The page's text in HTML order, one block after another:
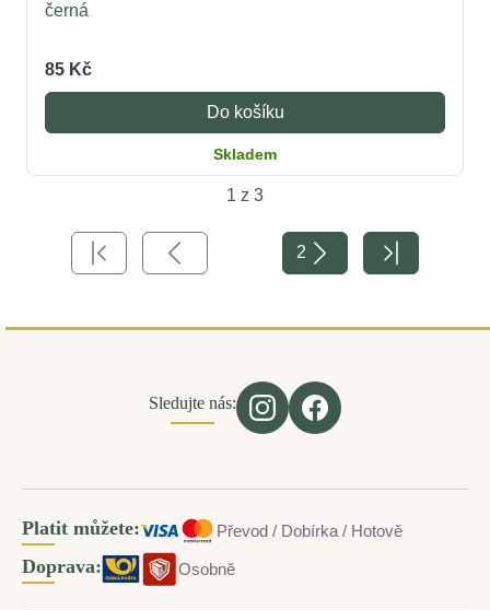
černá
85 Kč
Do košíku
Skladem
1 z 3
2
Sledujte nás:
Platit můžete: Převod / Dobírka / Hotově
Doprava: Osobně